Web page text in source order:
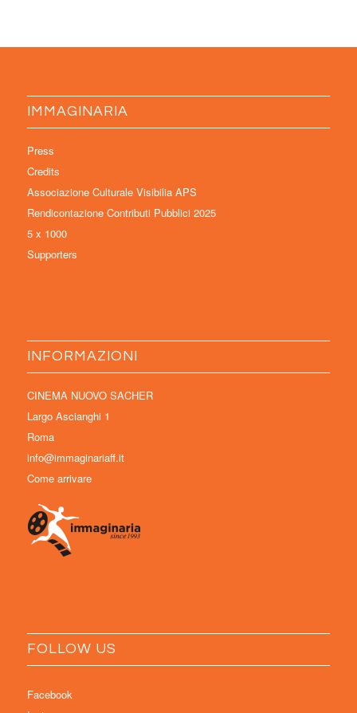
IMMAGINARIA
Press
Credits
Associazione Culturale Visibilia APS
Rendicontazione Contributi Pubblici 2025
5 x 1000
Supporters
INFORMAZIONI
CINEMA NUOVO SACHER
Largo Ascianghi 1
Roma
info@immaginariaff.it
Come arrivare
FOLLOW US
Facebook